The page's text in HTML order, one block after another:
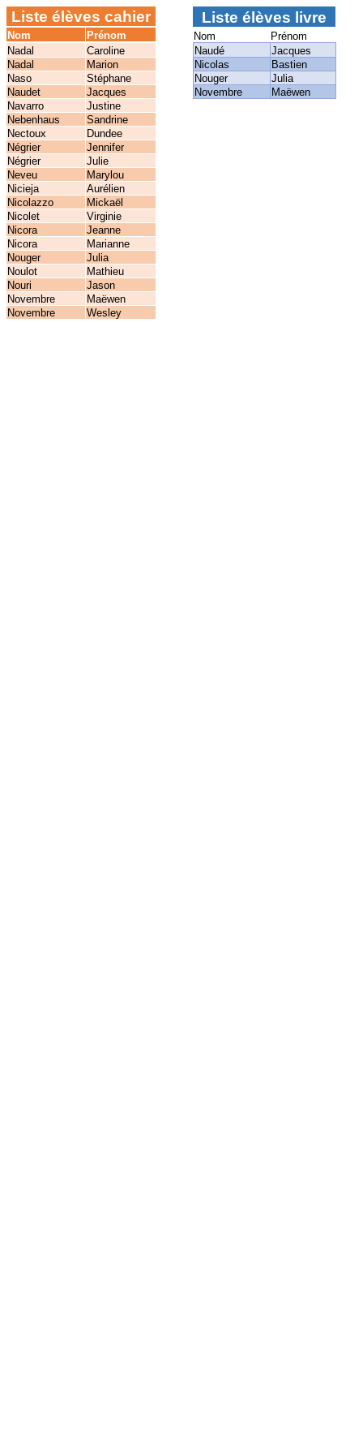
Liste élèves cahier Liste élèves livre
Nom Prénom Nom
Prénom
Nadal
Caroline Naudé
Jacques
Nadal
Marion Nicolas
Bastien
Naso
Stéphane Nouger
Julia
Naudet
Jacques Novembre
Maëwen
Navarro
Justine
Nebenhaus
Sandrine
Nectoux
Dundee
Négrier
Jennifer
Négrier
Julie
Neveu
Marylou
Nicieja
Aurélien
Nicolazzo
Mickaël
Nicolet
Virginie
Nicora
Jeanne
Nicora
Marianne
Nouger
Julia
Noulot
Mathieu
Nouri
Jason
Novembre
Maëwen
Novembre
Wesley